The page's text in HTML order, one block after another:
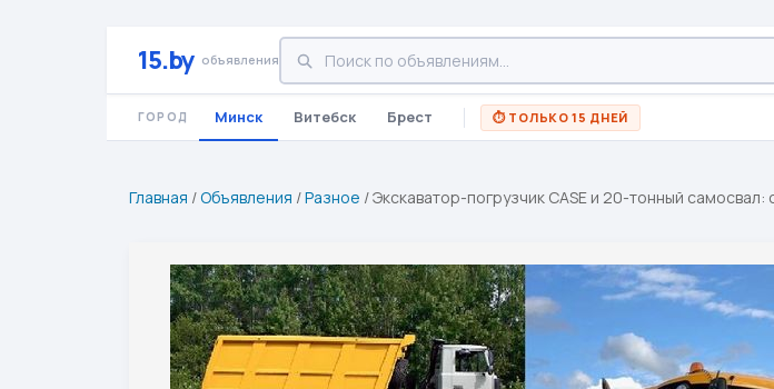
15.by объявления
ГОРОД Минск Витебск Брест ⏱ ТОЛЬКО 15 ДНЕЙ
Главная /Объявления /Разное /Экскаватор-погрузчик CASE и 20-тонный